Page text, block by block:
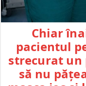
Chiar
pacientul
strecurat un
să nu